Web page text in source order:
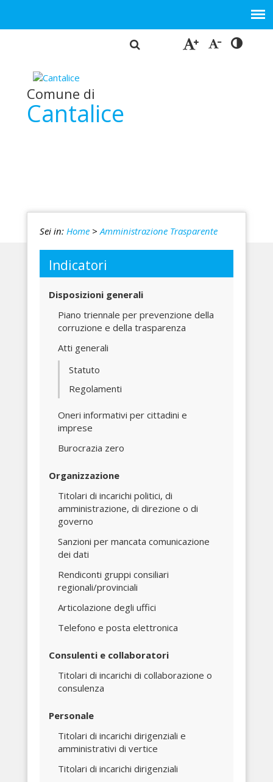
Comune di
Cantalice
Sei in: Home >Amministrazione Trasparente
Indicatori
Disposizioni generali
Piano triennale per prevenzione della
corruzione e della trasparenza
Atti generali
Statuto
Regolamenti
Oneri informativi per cittadini e
imprese
Burocrazia zero
Organizzazione
Titolari di incarichi politici, di
amministrazione, di direzione o di
governo
Sanzioni per mancata comunicazione
dei dati
Rendiconti gruppi consiliari
regionali/provinciali
Articolazione degli uffici
Telefono e posta elettronica
Consulenti e collaboratori
Titolari di incarichi di collaborazione o
consulenza
Personale
Titolari di incarichi dirigenziali e
amministrativi di vertice
Titolari di incarichi dirigenziali